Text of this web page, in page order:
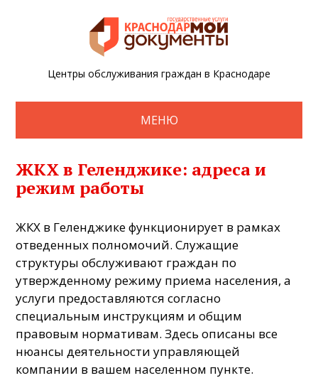
Центры обслуживания граждан в Краснодаре
МЕНЮ
ЖКХ в Геленджике: адреса и
режим работы
ЖКХ в Геленджике функционирует в рамках
отведенных полномочий. Служащие
структуры обслуживают граждан по
утвержденному режиму приема населения, а
услуги предоставляются согласно
специальным инструкциям и общим
правовым нормативам. Здесь описаны все
нюансы деятельности управляющей
компании в вашем населенном пункте.